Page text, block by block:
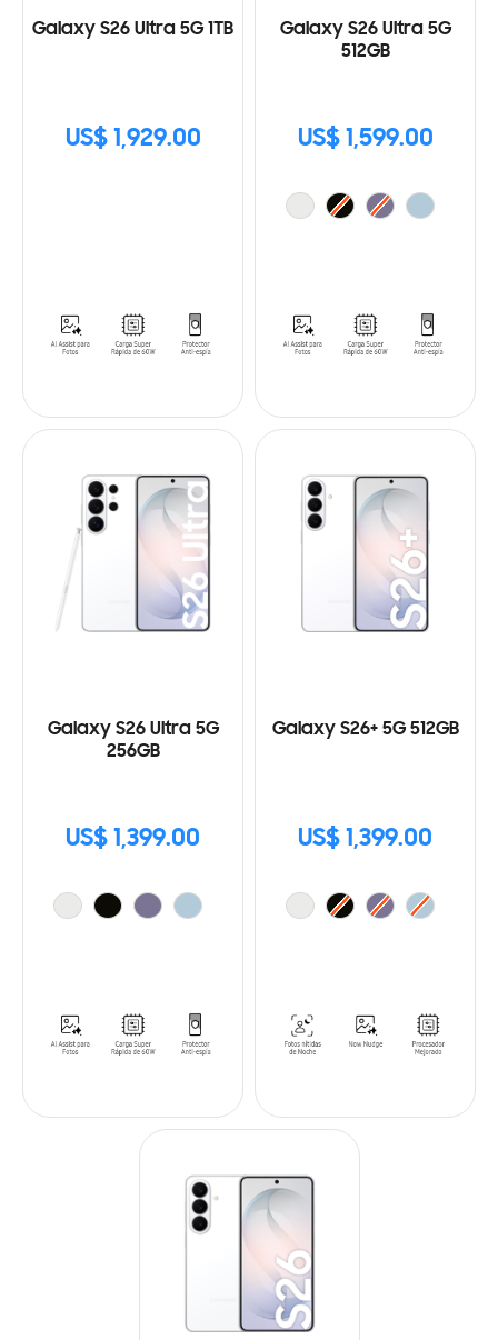
Galaxy S26 Ultra 5G 1TB
US$ 1,929.00
Galaxy S26 Ultra 5G
512GB
US$ 1,599.00
Galaxy S26 Ultra 5G
256GB
US$ 1,399.00
Galaxy S26+ 5G 512GB
US$ 1,399.00